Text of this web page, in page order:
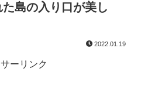
島の入り口が美し
2022.01.19
ーリンク